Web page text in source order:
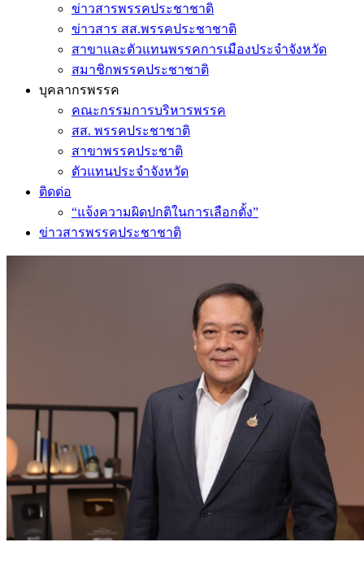
ข่าวสารพรรคประชาชาติ
ข่าวสาร สส.พรรคประชาชาติ
สาขาและตัวแทนพรรคการเมืองประจำจังหวัด
สมาชิกพรรคประชาชาติ
บุคลากรพรรค
คณะกรรมการบริหารพรรค
สส. พรรคประชาชาติ
สาขาพรรคประชาติ
ตัวแทนประจำจังหวัด
ติดต่อ
“แจ้งความผิดปกติในการเลือกตั้ง”
ข่าวสารพรรคประชาชาติ